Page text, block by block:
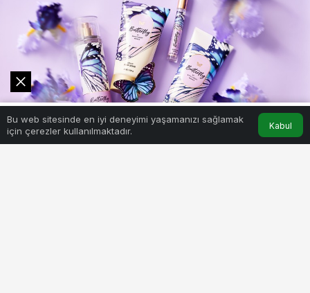
Bu web sitesinde en iyi deneyimi yaşamanızı sağlamak
için çerezler kullanılmaktadır.
Kabul
Akış Hesabım
0